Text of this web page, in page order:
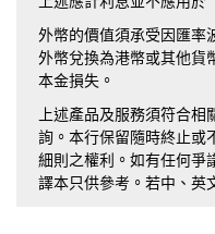
外幣的價值須承受因匯率
外幣兌換為港幣或其他貨
本金損失。
上述產品及服務須符合
詢。本行保留隨時終止或
細則之權利。如有任何爭
譯本只供參考。若中、英